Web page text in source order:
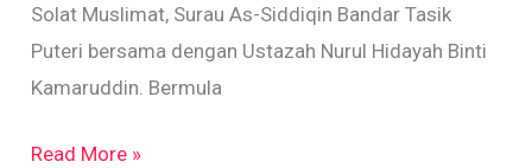
Solat Muslimat, Surau As-Siddiqin Bandar Tasik
Puteri bersama dengan Ustazah Nurul Hidayah Binti
Kamaruddin. Bermula
Read More »